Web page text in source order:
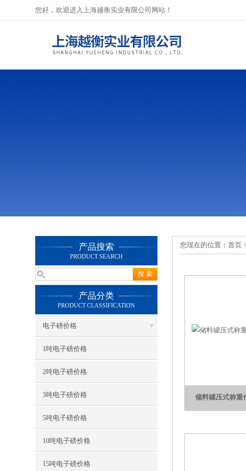
您好，欢迎进入上海越衡实业有限公司网站！
产品搜索
PRODUCT SEARCH
产品分类
PRODUCT CLASSIFICATION
电子磅价格
1吨电子磅价格
2吨电子磅价格
3吨电子磅价格
5吨电子磅价格
10吨电子磅价格
15吨电子磅价格
您现在的位置： 首页
储料罐压式称重